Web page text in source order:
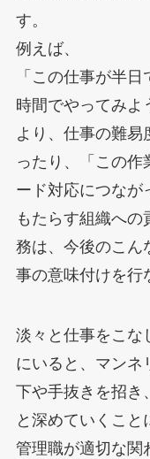
す。
例えば、
「この仕事が半
時間でやってみよ
より、仕事の難易
ったり、「この作
ード対応につなが
もたらす組織へ
務は、今後のこん
事の意味付けを行
淡々と仕事をこな
にいると、マンネ
下や手抜きを招き
と深めていくこと
管理職が適切な関